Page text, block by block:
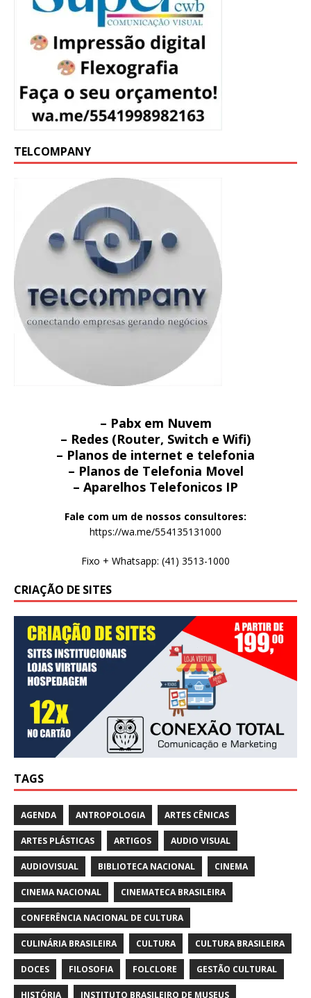
TELCOMPANY
– Pabx em Nuvem
– Redes (Router, Switch e Wifi)
– Planos de internet e telefonia
– Planos de Telefonia Movel
– Aparelhos Telefonicos IP
Fale com um de nossos consultores:
https://wa.me/554135131000
Fixo + Whatsapp: (41) 3513-1000
CRIAÇÃO DE SITES
TAGS
AGENDA ANTROPOLOGIA ARTES CÊNICAS
ARTES PLÁSTICAS ARTIGOS AUDIO VISUAL
AUDIOVISUAL BIBLIOTECA NACIONAL CINEMA
CINEMA NACIONAL CINEMATECA BRASILEIRA
CONFERÊNCIA NACIONAL DE CULTURA
CULINÁRIA BRASILEIRA CULTURA CULTURA BRASILEIRA
DOCES FILOSOFIA FOLCLORE GESTÃO CULTURAL
HISTÓRIA INSTITUTO BRASILEIRO DE MUSEUS